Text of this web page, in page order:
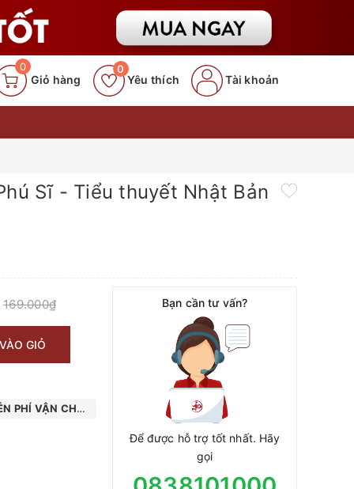
0
Giỏ hàng Yêu thích
0
Tài khoản
Sĩ - Tiểu thuyết Nhật Bản
169.000₫
GIỎ
PHÍ VẬN CHUYỂN
Bạn cần tư vấn?
Để được hỗ trợ tốt nhất. Hãy
gọi